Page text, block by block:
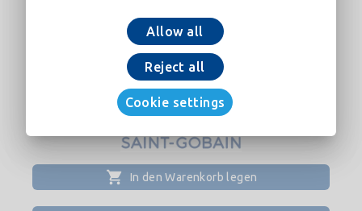
documentação atual de Placo® e norma UNE
In den Warenkorb legen
Allow all
Reject all
Cookie settings